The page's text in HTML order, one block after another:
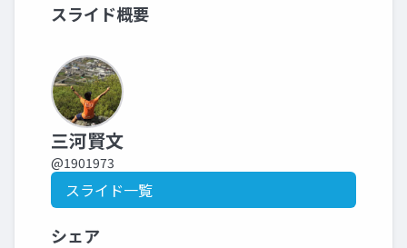
スライド概要
三河賢文
@1901973
スライド一覧
シェア